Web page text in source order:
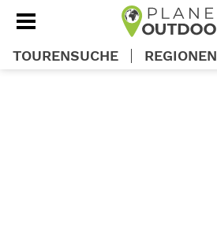
TOURENSUCHE REGIONEN